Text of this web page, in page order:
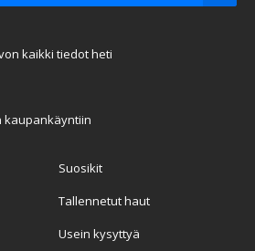
kaikki tiedot heti
kaupankäyntiin
Suosikit
Tallennetut haut
Usein kysyttyä